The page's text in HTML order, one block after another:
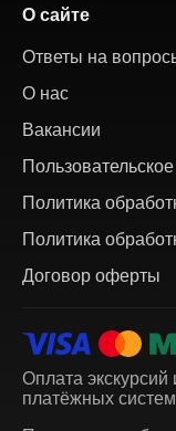
О сайте
Ответы на
О нас
Вакансии
Политика
Политика
Договор оферты
Оплата
платёжных систем